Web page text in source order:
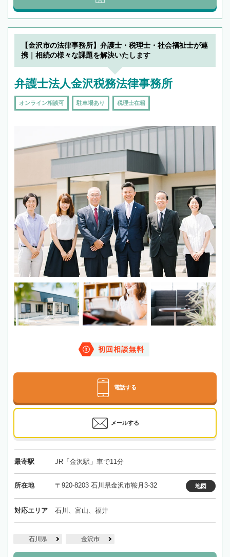
【金沢市の法律事務所】弁護士・税理士・社会福祉士が連
携｜相続の様々な課題を解決いたします
弁護士法人金沢税務法律事務所
オンライン相談可 駐車場あり 税理士在籍
初回相談無料
電話する
メールする
最寄駅 JR「金沢駅」車で11分
所在地 〒920-8203 石川県金沢市鞍月3-32 地図
対応エリア 石川、富山、福井
石川県 金沢市